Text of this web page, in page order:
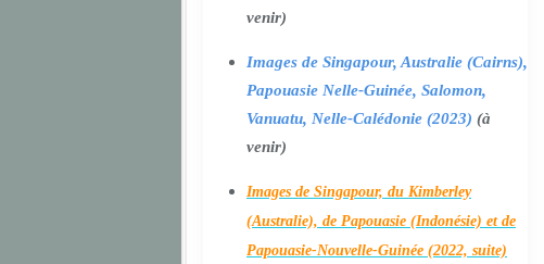
venir)
Images de Singapour, Australie (Cairns),
Papouasie Nelle-Guinée, Salomon,
Vanuatu, Nelle-Calédonie (2023) (à
venir)
Images de Singapour, du Kimberley
(Australie), de Papouasie (Indonésie) et de
Papouasie-Nouvelle-Guinée (2022, suite)